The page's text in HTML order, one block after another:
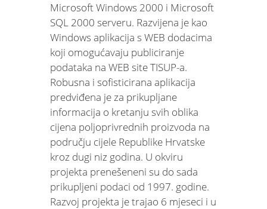
Microsoft Windows 2000 i Microsoft
SQL 2000 serveru. Razvijena je kao
Windows aplikacija s WEB dodacima
koji omogućavaju publiciranje
podataka na WEB site TISUP-a.
Robusna i sofisticirana aplikacija
predviđena je za prikupljane
informacija o kretanju svih oblika
cijena poljoprivrednih proizvoda na
području cijele Republike Hrvatske
kroz dugi niz godina. U okviru
projekta prenešeneni su do sada
prikupljeni podaci od 1997. godine.
Razvoj projekta je trajao 6 mjeseci i u